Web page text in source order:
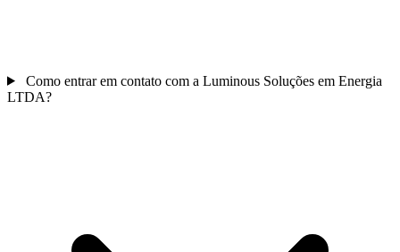
Como entrar em contato com a Luminous Soluções em Energia
LTDA?